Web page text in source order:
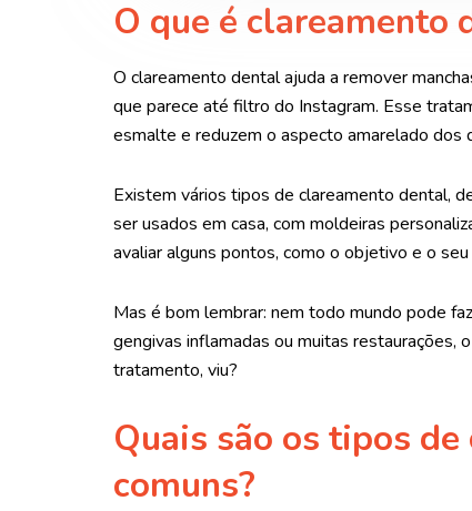
O que é clareamento
O clareamento dental ajuda a remover
que parece até filtro do Instagram. Esse
esmalte e reduzem o aspecto amarelado dos
Existem vários tipos de clareamento dental,
ser usados em casa, com moldeiras
avaliar alguns pontos, como o objetivo e o
Mas é bom lembrar: nem todo mundo pode
gengivas inflamadas ou muitas restaurações,
tratamento, viu?
Quais são os tipos
comuns?